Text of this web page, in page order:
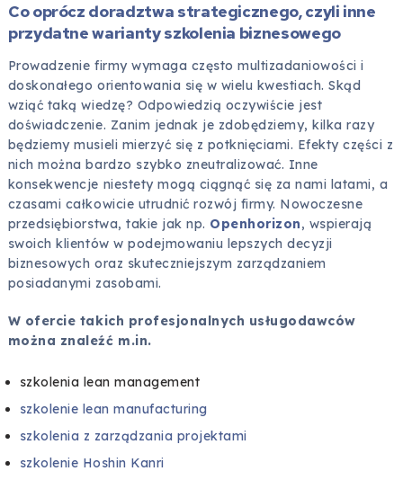
Co oprócz doradztwa strategicznego, czyli inne
przydatne warianty szkolenia biznesowego
Prowadzenie firmy wymaga często multizadaniowości i
doskonałego orientowania się w wielu kwestiach. Skąd
wziąć taką wiedzę? Odpowiedzią oczywiście jest
doświadczenie. Zanim jednak je zdobędziemy, kilka razy
będziemy musieli mierzyć się z potknięciami. Efekty części z
nich można bardzo szybko zneutralizować. Inne
konsekwencje niestety mogą ciągnąć się za nami latami, a
czasami całkowicie utrudnić rozwój firmy. Nowoczesne
przedsiębiorstwa, takie jak np. Openhorizon, wspierają
swoich klientów w podejmowaniu lepszych decyzji
biznesowych oraz skuteczniejszym zarządzaniem
posiadanymi zasobami.
W ofercie takich profesjonalnych usługodawców
można znaleźć m.in.
szkolenia lean management
szkolenie lean manufacturing
szkolenia z zarządzania projektami
szkolenie Hoshin Kanri